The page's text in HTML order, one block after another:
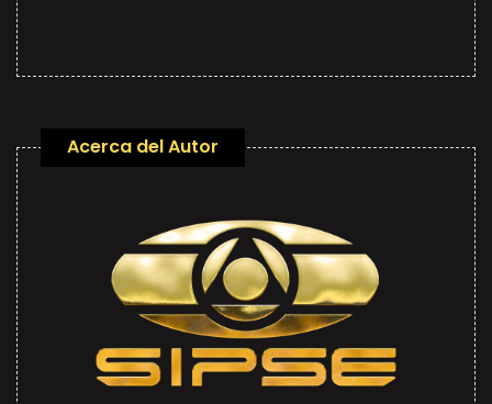
Acerca del Autor